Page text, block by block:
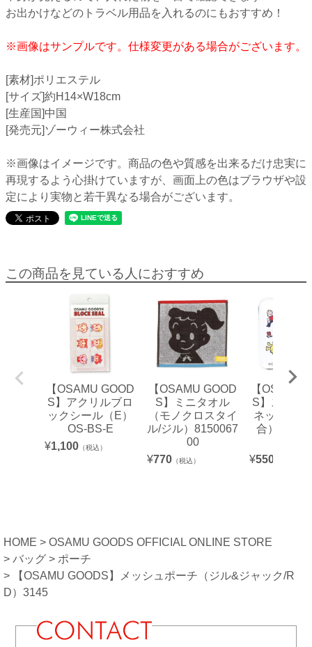
お出かけなどのトラベル用品を入れるのにもおすすめ！
※画像はサンプルです。仕様変更がある場合がございます。
[素材]ポリエステル
[サイズ]約H14×W18cm
[生産国]中国
[発売元]ゾーウィー株式会社
※画像はイメージです。商品の色や質感を出来るだけ忠実に
再現するよう心掛けていますが、画面上の色はブラウザや設
定により実物と若干異なる場合がございます。
この商品を見ている人におすすめ
【OSAMU GOOD
S】アクリルブロ
ックシール（E）
OS-BS-E
¥1,100 （税込）
【OSAMU GOOD
S】ミニタオル
（モノクロスタイ
ル/ジル）8150067
00
¥770 （税込）
【OSAMU
S】スクエ
ネット（
合）【航
¥550
HOME
OSAMU GOODS OFFICIAL ONLINE STORE
バッグ
ポーチ
【OSAMU GOODS】メッシュポーチ（ジル&ジャック/R
D）3145